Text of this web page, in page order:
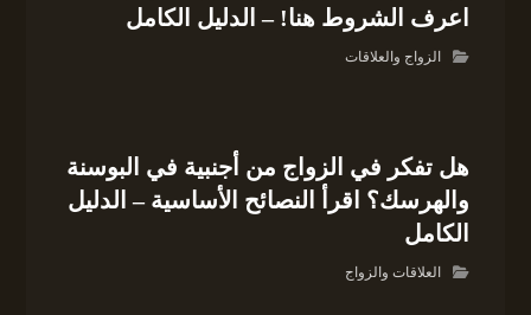
اعرف الشروط هنا! – الدليل الكامل
الزواج والعلاقات
هل تفكر في الزواج من أجنبية في البوسنة
والهرسك؟ اقرأ النصائح الأساسية – الدليل
الكامل
العلاقات والزواج